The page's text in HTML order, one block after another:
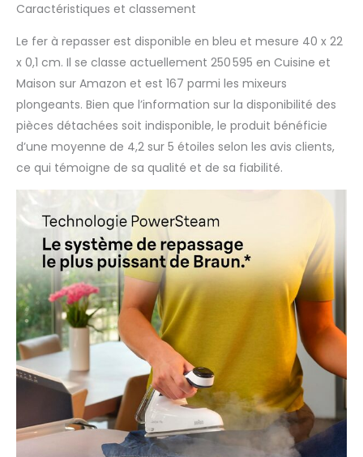
Caractéristiques et classement
Le fer à repasser est disponible en bleu et mesure 40 x 22
x 0,1 cm. Il se classe actuellement 250 595 en Cuisine et
Maison sur Amazon et est 167 parmi les mixeurs
plongeants. Bien que l’information sur la disponibilité des
pièces détachées soit indisponible, le produit bénéficie
d’une moyenne de 4,2 sur 5 étoiles selon les avis clients,
ce qui témoigne de sa qualité et de sa fiabilité.